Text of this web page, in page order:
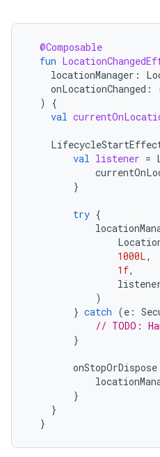
@Composable
fun
locationManager :
onLocationChanged :
)
{
val
val listener =
}
try {
1000L,
1f,
)
} catch (e :
// TODO:
}
onStopOrDispose
}
}
}